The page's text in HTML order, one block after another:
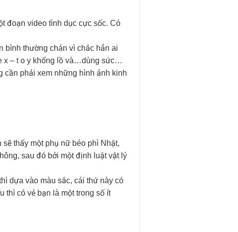
đoạn video tình dục cực sốc. Có
bình thường chán vì chắc hẳn ai
x – t o y khổng lồ và…dùng sức…
phải xem những hình ảnh kinh
thấy một phụ nữ béo phì Nhật,
sau đó bởi một định luật vật lý
dựa vào màu sắc, cái thứ này có
thì có vẻ bạn là một trong số ít